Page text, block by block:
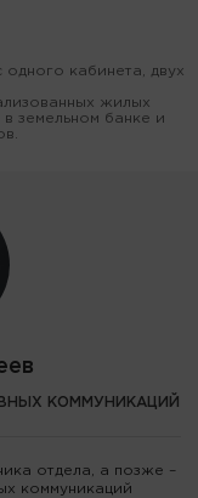
одного кабинета, двух
жилых
земельном банке и
КОММУНИКАЦИЙ
отдела, а позже –
коммуникаций